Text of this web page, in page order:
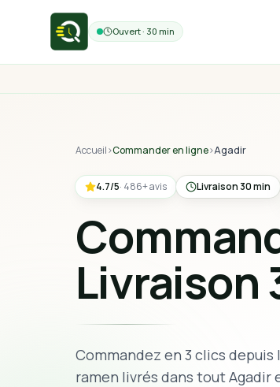
Ouvert · 30 min
Accueil›Commander en ligne›Agadir
4.7/5· 486+avis Livraison 30 min
Livraison
Commandez en 3 clics depuis
ramen livrés dans tout Agadir